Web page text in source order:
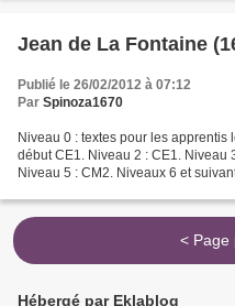
Jean de La Fontaine
Publié le 26/02/2012 à 07:12
Par Spinoza1670
Niveau 0 : textes pour les apprentis
début CE1. Niveau 2 : CE1. Niveau
Niveau 5 : CM2. Niveaux 6 et
< Page
Hébergé par Eklablog